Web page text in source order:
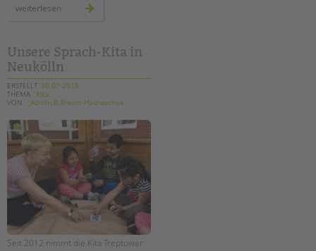
weiterlesen
fortbildung:
fachprofil
sprache
Unsere Sprach-Kita in
Neukölln
ERSTELLT 30.07.2018
THEMA
Kita
VON
_Admin B.Brecht-Hadraschek
Seit 2012 nimmt die Kita Treptower